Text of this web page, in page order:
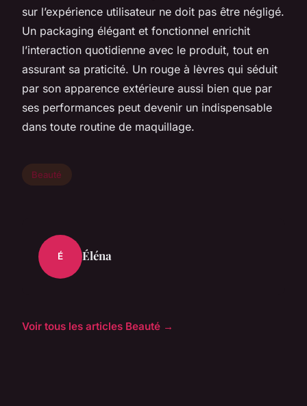
sur l’expérience utilisateur ne doit pas être négligé.
Un packaging élégant et fonctionnel enrichit
l’interaction quotidienne avec le produit, tout en
assurant sa praticité. Un rouge à lèvres qui séduit
par son apparence extérieure aussi bien que par
ses performances peut devenir un indispensable
dans toute routine de maquillage.
Beauté
É Éléna
Voir tous les articles Beauté →